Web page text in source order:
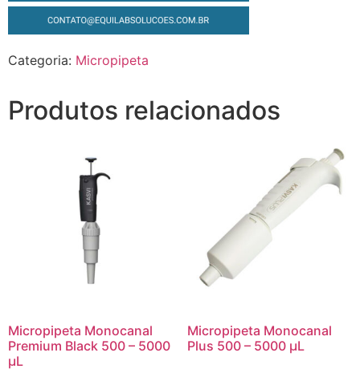
Categoria: Micropipeta
Produtos relacionados
Micropipeta Monocanal
Premium Black 500 – 5000
µL
Micropipeta Monocanal
Plus 500 – 5000 µL